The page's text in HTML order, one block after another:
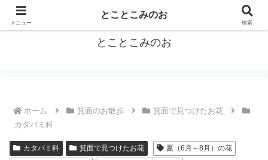
箕面をトコトコお散歩しながらご紹介
とことこみのお
ホーム 箕面のお散歩
箕面で見つけたお花
カタバミ科
カタバミ科 箕面で見つけたお花
夏（6月～8月）の花
メニュー
とことこみのお
検索